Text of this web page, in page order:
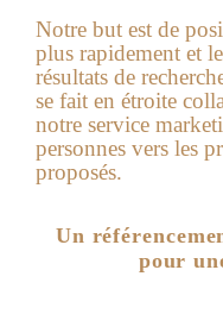
Notre but est de
plus rapidement et
résultats de
se fait en étroite
notre service
personnes vers les
proposés.
Un
pour